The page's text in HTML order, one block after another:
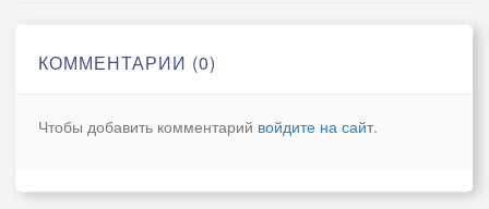
КОММЕНТАРИИ (0)
Чтобы добавить комментарий войдите на сайт.